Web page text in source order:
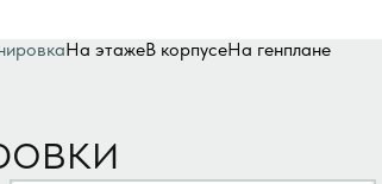
На этажеВ корпусеНа генплане